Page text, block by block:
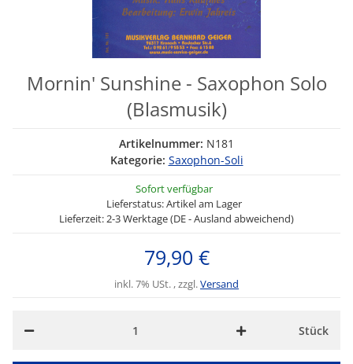
Mornin' Sunshine - Saxophon Solo
(Blasmusik)
Artikelnummer: N181
Kategorie: Saxophon-Soli
Sofort verfügbar
Lieferstatus: Artikel am Lager
Lieferzeit: 2-3 Werktage (DE - Ausland abweichend)
79,90 €
inkl. 7% USt. , zzgl.Versand
Stück